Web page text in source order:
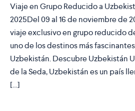
Viaje en Grupo Reducido a
2025Del 09 al 16 de noviembre de
viaje exclusivo en grupo reducido
uno de los destinos más
Uzbekistán. Descubre Uzbekistán
de la Seda, Uzbekistán es un país
[…]